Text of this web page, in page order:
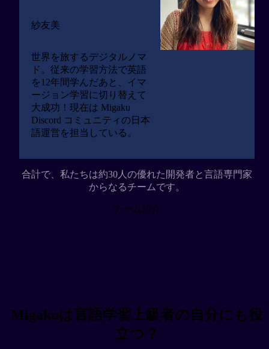
紗友美
世界を旅するデジタルノマ
ド。従来の学習方法で英語
を12年間学んだあと、イマ
ージョン学習に切り替えて
大成功！現在は Migaku
Discord コミュニティの日本
語運営を担当している。
合計で、私たちは約30人の優れた開発者と言語専門家
からなるチームです。
チーム紹介
Migakuは言語学習上級者の自分にも役
立つ？
Adrian Reed (マイクだよ)
学習者の夢を叶えるブラウザ拡張機能！語学学
習者が欲しいと思う機能、だいたい全部入って
らに一歩”進める。しかもコミュニティもサポ
ートも最高で、開発者の“ユーザー愛”が伝わっ
てくる。
のヒーローレベル！スペイン語とロシア語の
Ankiカード作りのために使い始めたけど、マジ
で学習が変わった。没入学習がここまでスムー